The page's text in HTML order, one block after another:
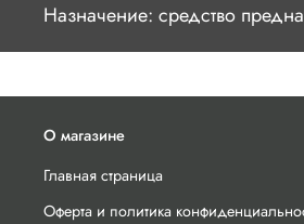
Назначение: средство
О магазине
Главная страница
Оферта и политика